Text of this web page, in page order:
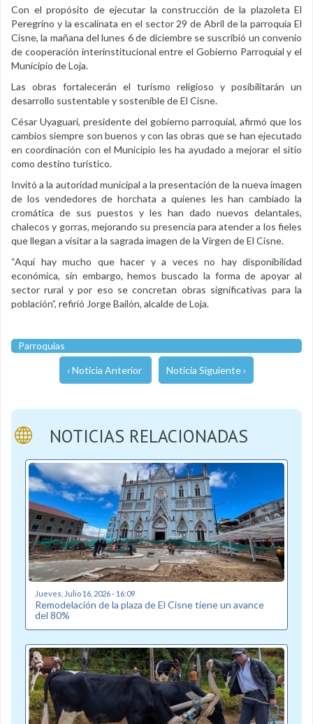
Con el propósito de ejecutar la construcción de la plazoleta El
Peregrino y la escalinata en el sector 29 de Abril de la parroquia El
Cisne, la mañana del lunes 6 de diciembre se suscribió un convenio
de cooperación interinstitucional entre el Gobierno Parroquial y el
Municipio de Loja.
Las obras fortalecerán el turismo religioso y posibilitarán un
desarrollo sustentable y sostenible de El Cisne.
César Uyaguari, presidente del gobierno parroquial, afirmó que los
cambios siempre son buenos y con las obras que se han ejecutado
en coordinación con el Municipio les ha ayudado a mejorar el sitio
como destino turístico.
Invitó a la autoridad municipal a la presentación de la nueva imagen
de los vendedores de horchata a quienes les han cambiado la
cromática de sus puestos y les han dado nuevos delantales,
chalecos y gorras, mejorando su presencia para atender a los fieles
que llegan a visitar a la sagrada imagen de la Virgen de El Cisne.
“Aquí hay mucho que hacer y a veces no hay disponibilidad
económica, sin embargo, hemos buscado la forma de apoyar al
sector rural y por eso se concretan obras significativas para la
población”, refirió Jorge Bailón, alcalde de Loja.
Parroquias
‹ Noticia Anterior Noticia Siguiente ›
NOTICIAS RELACIONADAS
Jueves, Julio 16, 2026 - 16:09
Remodelación de la plaza de El Cisne tiene un avance
del 80%